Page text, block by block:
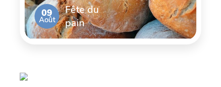
09
Août
Fête du
pain